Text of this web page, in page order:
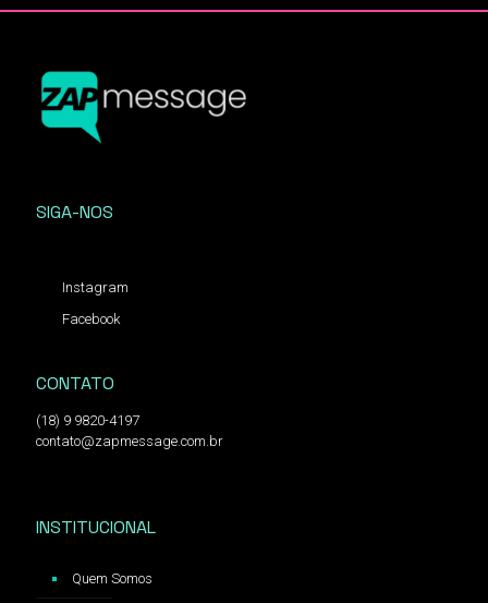
SIGA-NOS
Instagram
Facebook
CONTATO
(18) 9 9820-4197
contato@zapmessage.com.br
INSTITUCIONAL
Quem Somos